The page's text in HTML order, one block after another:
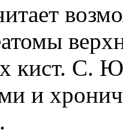
кист. С.
и